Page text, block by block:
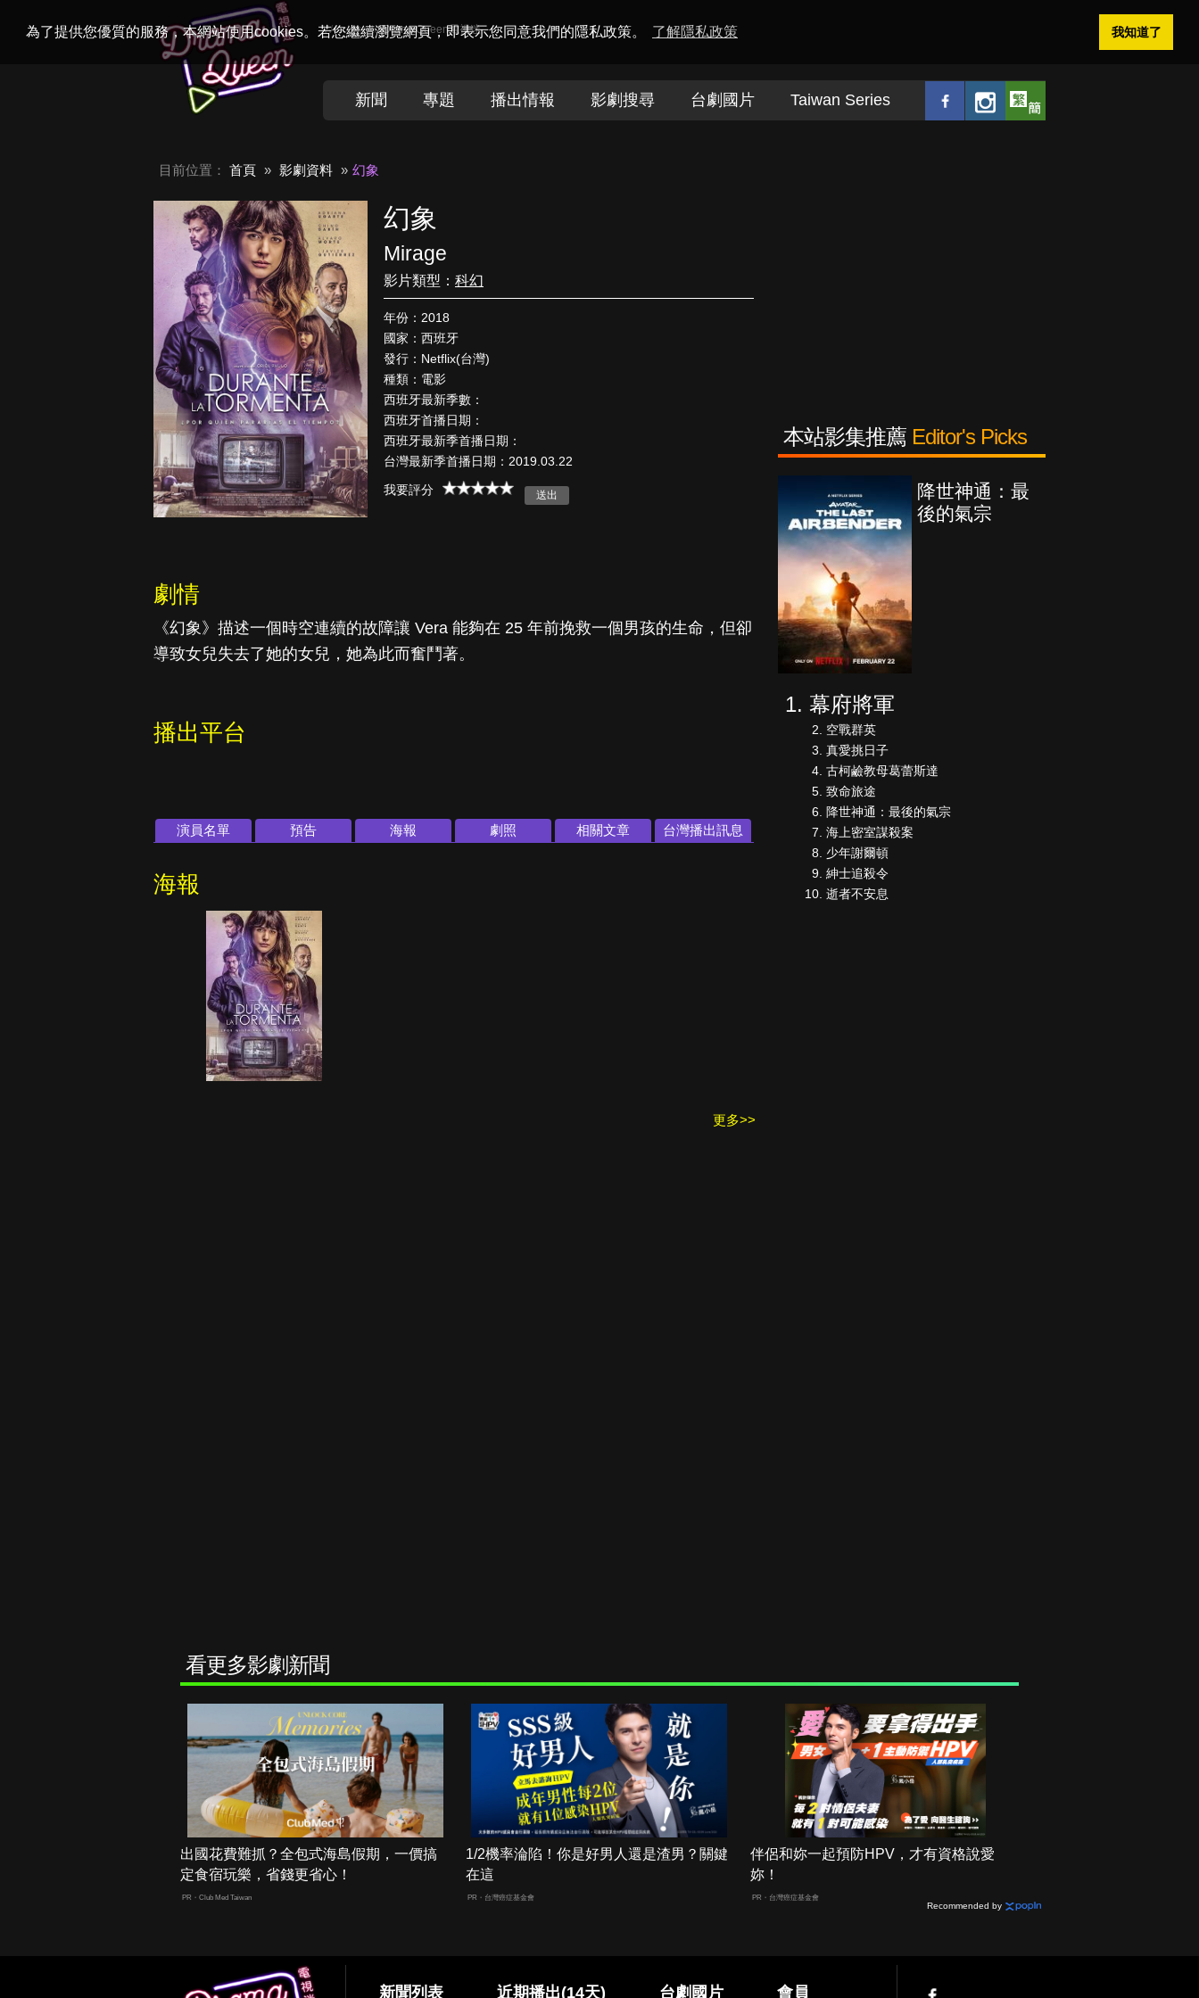
為了提供您優質的服務，本網站使用cookies。若您繼續瀏覽網頁，即表示您同意我們的隱私政策。 了解隱私政策 我知道了
Welcome toDramaQueen電視迷
新聞 專題 播出情報 影劇搜尋 台劇國片 Taiwan Series
目前位置： 首頁 影劇資料 幻象
幻象
Mirage
影片類型： 科幻
年份：2018
國家：西班牙
發行：Netflix(台灣)
種類：電影
西班牙最新季數：
西班牙首播日期：
西班牙最新季首播日期：
台灣最新季首播日期：2019.03.22
我要評分
劇情
《幻象》描述一個時空連續的故障讓 Vera 能夠在 25 年前挽救一個男孩的生命，但卻
導致女兒失去了她的女兒，她為此而奮鬥著。
播出平台
演員名單 預告 海報 劇照 相關文章 台灣播出訊息
海報
更多>>
本站影集推薦 Editor's Picks
真愛挑日子
古柯鹼教母葛
降世神通：最
後的氣宗
幕府將軍
空戰群英
真愛挑日子
古柯鹼教母葛蕾斯達
致命旅途
降世神通：最後的氣宗
海上密室謀殺案
少年謝爾頓
紳士追殺令
逝者不安息
看更多影劇新聞
出國花費難抓？全包式海島假期，一價搞
定食宿玩樂，省錢更省心！
PR・Club Med Taiwan
1/2機率淪陷！你是好男人還是渣男？關鍵
在這
PR・台灣癌症基金會
伴侶和妳一起預防HPV，才有資格說愛
妳！
PR・台灣癌症基金會
Recommended by
新聞列表 近期播出(14天) 台劇國片 會員